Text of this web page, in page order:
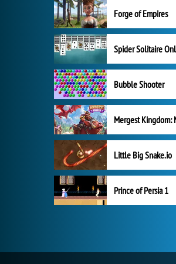
Forge of Empires
Spider Solitaire
Bubble Shooter
Little Big Snake.io
Prince of Persia 1